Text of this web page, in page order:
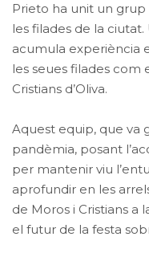
Prieto ha unit un
les filades de la
acumula experiència
les seues filades com
Cristians d’Oliva.
Aquest equip, que va
pandèmia, posant
per mantenir viu
aprofundir en les
de Moros i Cristians a
el futur de la festa